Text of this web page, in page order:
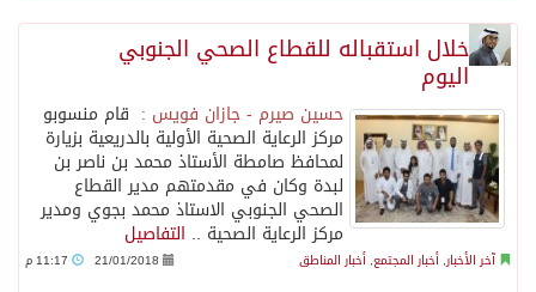
السديس: اتفاقية مكة تجسد مكانة المملكة الدينية وريادتها الحضارية والعالمية
خلال استقباله للقطاع الصحي الجنوبي
اليوم
حسين صيرم - جازان فويس : قام منسوبو
مركز الرعاية الصحية الأولية بالدريعية بزيارة
لمحافظ صامطة الأستاذ محمد بن ناصر بن
لبدة وكان في مقدمتهم مدير القطاع
الصحي الجنوبي الاستاذ محمد بجوي ومدير
مركز الرعاية الصحية .. التفاصيل
آخر الأخبار, أخبار المجتمع, أخبار المناطق 21/01/2018